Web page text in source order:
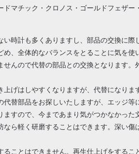
マチック・クロノス・ゴールドフェザ
時計も多くありますし、部品の交換に際
、全体的なバランスをとることに気を使
んので代替の部品との交換となります
げはしやすくなりますが、代替になりま
替部品をお探しいたしますが、エッジ等
すので、今まであまり気がつかなかっ
ら軽く研磨することはできます。深い
ことはできません。再生仕上げをする